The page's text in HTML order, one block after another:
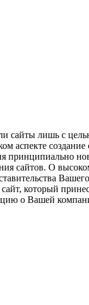
сайты лишь с
аспекте
принципиально
сайтов. О
который
о Вашей